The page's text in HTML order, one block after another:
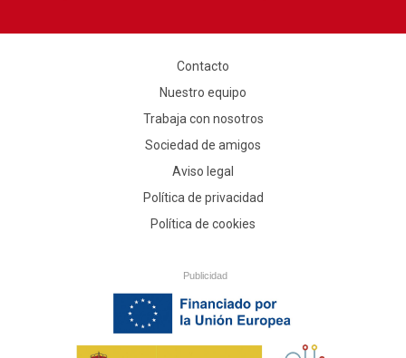
Contacto
Nuestro equipo
Trabaja con nosotros
Sociedad de amigos
Aviso legal
Política de privacidad
Política de cookies
Publicidad